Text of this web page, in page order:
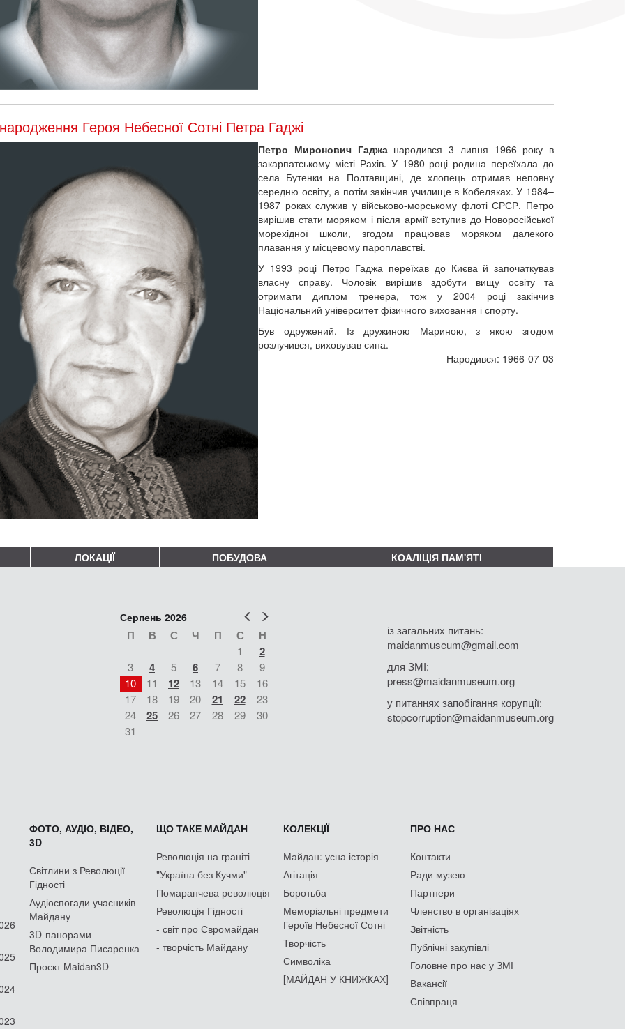
Героя Небесної Сотні Петра Гаджі
Петро Миронович Гаджанародився 3 липня 1966 року в
закарпатському місті Рахів. У 1980 році родина переїхала до
села Бутенки на Полтавщині, де хлопець отримав неповну
середню освіту, а потім закінчив училище в Кобеляках. У 1984–
1987 роках служив у військово-морському флоті СРСР. Петро
вирішив стати моряком і після армії вступив до Новоросійської
морехідної школи, згодом працював моряком далекого
плавання у місцевому пароплавстві.
У 1993 році Петро Гаджа переїхав до Києва й започаткував
власну справу. Чоловік вирішив здобути вищу освіту та
отримати диплом тренера, тож у 2004 році закінчив
Національний університет фізичного виховання і спорту.
Був одружений. Із дружиною Мариною, з якою згодом
розлучився, виховував сина.
Народився: 1966-07-03
ЛОКАЦІЇ ПОБУДОВА КОАЛІЦІЯ ПАМ'ЯТІ
Попер
Серпень 2026
П В С Ч П С Н
1 2
3 4 5 6 7 8
9
10
11 12 13 14 15
16
17
18 19 20 21 22
23
24
25 26 27 28 29
30
31
із загальних питань:
maidanmuseum@gmail.com
для ЗМІ:
press@maidanmuseum.org
у питаннях запобігання корупції:
stopcorruption@maidanmuseum.org
ФОТО, АУДІО, ВІДЕО,
3D
Світлини з Революції
Гідності
Аудіоспогади учасників
Майдану
3D-панорами
Володимира Писаренка
Проєкт Maidan3D
ЩО ТАКЕ МАЙДАН
Революція на граніті
"Україна без Кучми"
Помаранчева революція
Революція Гідності
- світ про Євромайдан
- творчість Майдану
КОЛЕКЦІЇ
Майдан: усна історія
Агітація
Боротьба
Меморіальні предмети
Героїв Небесної Сотні
Творчість
Символіка
[МАЙДАН У КНИЖКАХ]
ПРО НАС
Контакти
Ради музею
Партнери
Членство в організаціях
Звітність
Публічні закупівлі
Головне про нас у ЗМІ
Вакансії
Співпраця